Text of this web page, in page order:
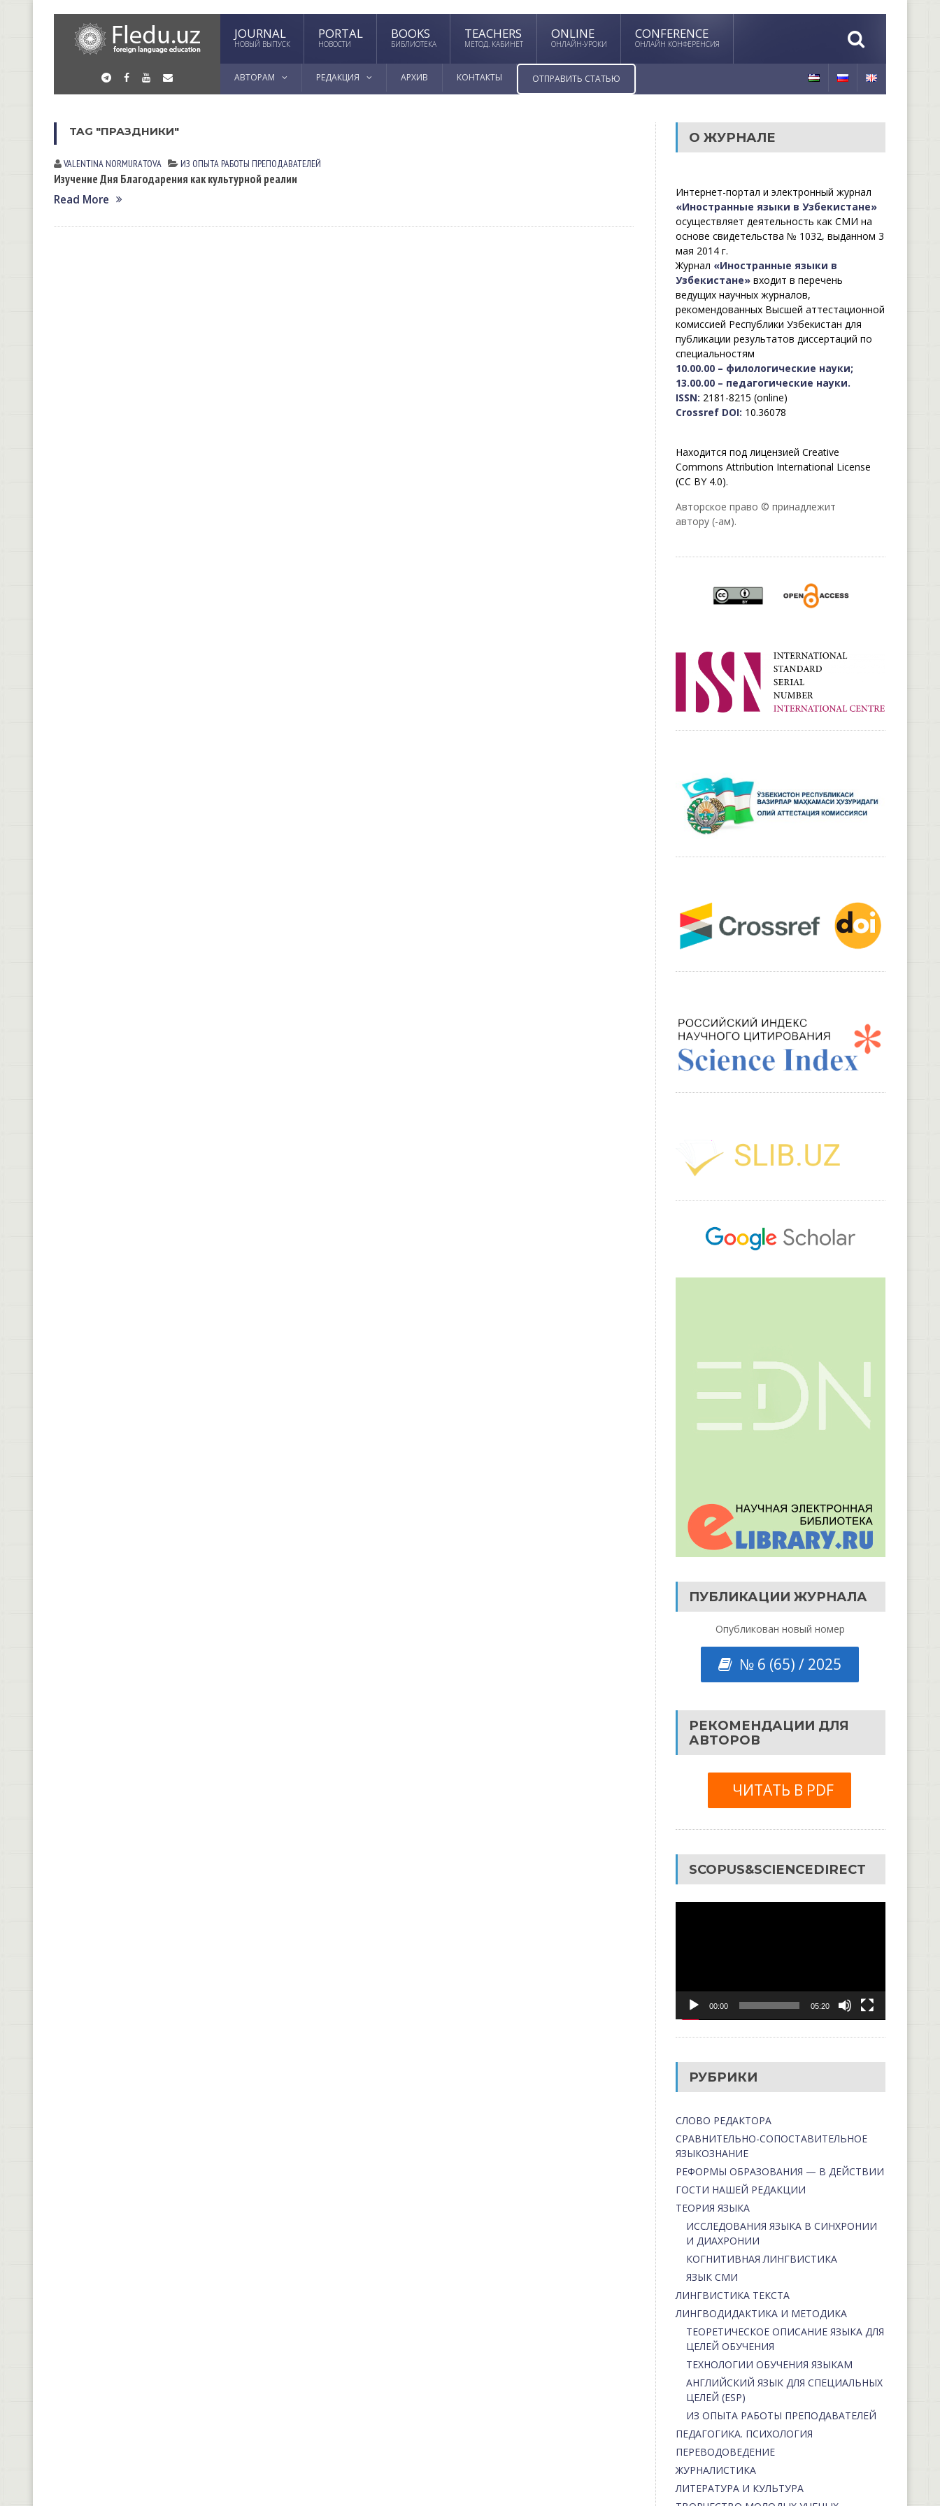
JOURNAL
НОВЫЙ ВЫПУСК
PORTAL
НОВОСТИ
BOOKS
БИБЛИОТЕКА
TEACHERS
МЕТОД. КАБИНЕТ
ONLINE
ОНЛАЙН-УРОКИ
CONFERENCE
ОНЛАЙН КОНФЕРЕНСИЯ
АВТОРАМ РЕДАКЦИЯ АРХИВ КОНТАКТЫ ОТПРАВИТЬ СТАТЬЮ
TAG "ПРАЗДНИКИ"
VALENTINA NORMURАTOVА ИЗ ОПЫТА РАБОТЫ ПРЕПОДАВАТЕЛЕЙ
Изучение Дня Благодарения как культурной реалии
Read More
О ЖУРНАЛЕ
Интернет-портал и электронный журнал
«Иностранные языки в Узбекистане»
осуществляет деятельность как СМИ на
основе свидетельства № 1032, выданном 3
мая 2014 г.
Журнал «Иностранные языки в
Узбекистане»входит в перечень
ведущих научных журналов,
рекомендованных Высшей аттестационной
комиссией Республики Узбекистан для
публикации результатов диссертаций по
специальностям
10.00.00 – филологические науки;
13.00.00 – педагогические науки.
ISSN: 2181-8215 (online)
Crossref DOI: 10.36078
Находится под лицензией Creative
Commons Attribution International License
(CC BY 4.0).
Авторское право © принадлежит
автору (-ам).
ПУБЛИКАЦИИ ЖУРНАЛА
Опубликован новый номер
№ 6 (65) / 2025
РЕКОМЕНДАЦИИ ДЛЯ
АВТОРОВ
ЧИТАТЬ В PDF
SCOPUS&SCIENCEDIRECT
00:00 05:20
РУБРИКИ
СЛОВО РЕДАКТОРА
СРАВНИТЕЛЬНО-СОПОСТАВИТЕЛЬНОЕ
ЯЗЫКОЗНАНИЕ
РЕФОРМЫ ОБРАЗОВАНИЯ — В ДЕЙСТВИИ
ГОСТИ НАШЕЙ РЕДАКЦИИ
ТЕОРИЯ ЯЗЫКА
ИССЛЕДОВАНИЯ ЯЗЫКА В СИНХРОНИИ
И ДИАХРОНИИ
КОГНИТИВНАЯ ЛИНГВИСТИКА
ЯЗЫК СМИ
ЛИНГВИСТИКА ТЕКСТА
ЛИНГВОДИДАКТИКА И МЕТОДИКА
ТЕОРЕТИЧЕСКОЕ ОПИСАНИЕ ЯЗЫКА ДЛЯ
ЦЕЛЕЙ ОБУЧЕНИЯ
ТЕХНОЛОГИИ ОБУЧЕНИЯ ЯЗЫКАМ
АНГЛИЙСКИЙ ЯЗЫК ДЛЯ СПЕЦИАЛЬНЫХ
ЦЕЛЕЙ (ESP)
ИЗ ОПЫТА РАБОТЫ ПРЕПОДАВАТЕЛЕЙ
ПЕДАГОГИКА. ПСИХОЛОГИЯ
ПЕРЕВОДОВЕДЕНИЕ
ЖУРНАЛИСТИКА
ЛИТЕРАТУРА И КУЛЬТУРА